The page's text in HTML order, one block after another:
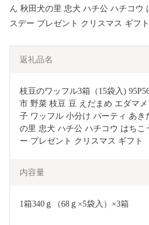
ん 秋田犬の里 忠犬 ハチ公 ハチコウ
スデー プレゼント クリスマス ギフト
返礼品名
枝豆のワッフル3箱（15袋入)
市 野菜 枝豆 豆 えだまめ エダマ
子 ワッフル 小分け パーティ あき
の里 忠犬 ハチ公 ハチコウ はち
ー プレゼント クリスマス ギフト
内容量
1箱340ｇ（68ｇ×5袋入）×3箱